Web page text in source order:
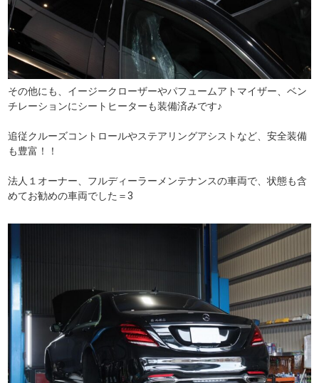
その他にも、イージークローザーやパフュームアトマイザー、ベン
チレーションにシートヒーターも装備済みです♪
追従クルーズコントロールやステアリングアシストなど、安全装備
も豊富！！
法人１オーナー、フルディーラーメンテナンスの車両で、状態も含
めてお勧めの車両でした＝3